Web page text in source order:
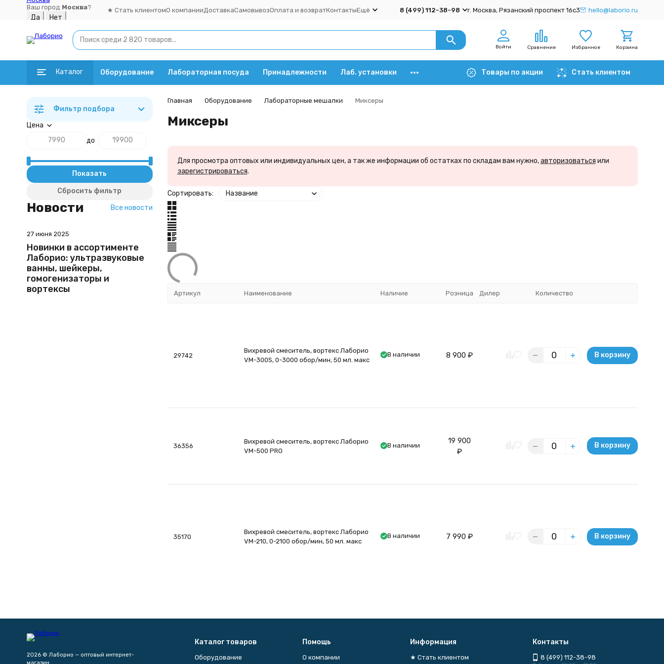
Ваш город Москва? ★ Стать клиентомО компании ДоставкаСамовывозОплата и возвратКонтактыЕщё 8 (499) 112-38-98 г. Москва, Рязанский проспект 16с3 hello@laborio.ru
Войти Сравнение Избранное Корзина
Каталог Оборудование Лабораторная посуда Принадлежности Лаб. установки Товары по акции Стать клиентом
Главная Оборудование Лабораторные мешалки Миксеры
Миксеры
Для просмотра оптовых или индивидуальных цен, а так же информации об остатках по складам вам нужно,авторизоваться или
зарегистрироваться.
Сортировать: Название
Артикул Наименование Наличие Розница Дилер Количество
29742
Вихревой смеситель, вортекс Лаборио
VM-300S, 0-3000 обор/мин, 50 мл. макс
В наличии 8 900 ₽ В корзину
36356
Вихревой смеситель, вортекс Лаборио
VM-500 PRO
В наличии
19 900
₽
В корзину
35170
Вихревой смеситель, вортекс Лаборио
VM-210, 0-2100 обор/мин, 50 мл. макс
В наличии 7 990 ₽ В корзину
Фильтр подбора
Цена
до
Показать
Сбросить фильтр
Новости Все новости
27 июня 2025
Новинки в ассортименте
Лаборио: ультразвуковые
ванны, шейкеры,
гомогенизаторы и
вортексы
2026 © Лаборио — оптовый интернет-
Каталог товаров
Оборудование
Помощь
О компании
Информация
★ Стать клиентом
Контакты
8 (499) 112-38-98